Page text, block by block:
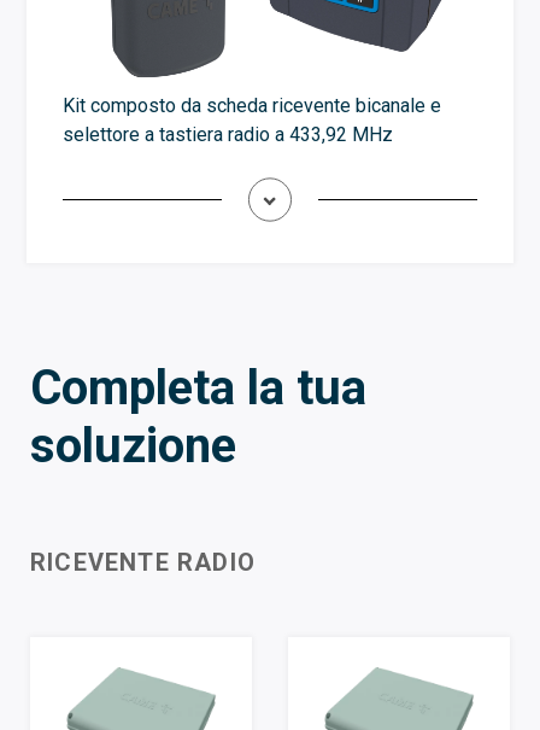
Kit composto da scheda ricevente bicanale e
selettore a tastiera radio a 433,92 MHz
Completa la tua
soluzione
RICEVENTE RADIO